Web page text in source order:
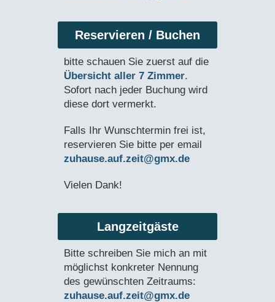
Reservieren / Buchen
bitte schauen Sie zuerst auf die
Übersicht aller 7 Zimmer.
Sofort nach jeder Buchung wird
diese dort vermerkt.
Falls Ihr Wunschtermin frei ist,
reservieren Sie bitte per email
zuhause.auf.zeit@gmx.de
Vielen Dank!
Langzeitgäste
Bitte schreiben Sie mich an mit
möglichst konkreter Nennung
des gewünschten Zeitraums:
zuhause.auf.zeit@gmx.de